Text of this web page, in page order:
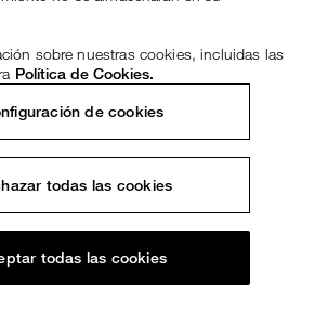
sobre nuestras cookies, incluidas las
Política de Cookies.
de cookies
todas las cookies
todas las cookies